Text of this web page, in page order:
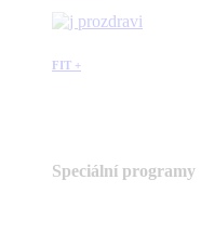
FIT +
Speciální programy